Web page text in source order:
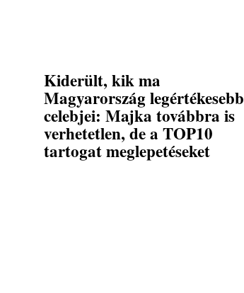
Kiderült, kik ma
Magyarország legértékesebb
celebjei: Majka továbbra is
verhetetlen, de a TOP10
tartogat meglepetéseket